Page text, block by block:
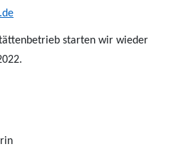
starten wir wieder